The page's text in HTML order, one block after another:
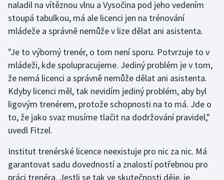
Plavání
Ragby
Rychlobruslení
Rychlostní kanoistika
Sportovní střelba
naladil na vítěznou vlnu a Vysočina pod jeho vedením
stoupá tabulkou, má ale licenci jen na trénování
mládeže a správně nemůže v lize dělat ani asistenta.
"Je to výborný trenér, o tom není sporu. Potvrzuje to v
mládeži, kde spolupracujeme. Jediný problém je v tom,
že nemá licenci a správně nemůže dělat ani asistenta.
Kdyby licenci měl, tak nevidím jediný problém, aby byl
ligovým trenérem, protože schopnosti na to má. Jde o
to, že jako svaz musíme tlačit na dodržování pravidel,"
uvedl Fitzel.
Institut trenérské licence neexistuje pro nic za nic. Má
garantovat sadu dovedností a znalostí potřebnou pro
práci trenéra. Jestli se tak ve skutečnosti děje, je